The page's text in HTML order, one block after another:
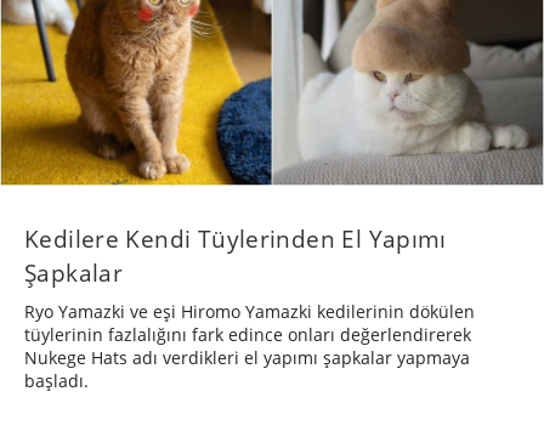
Kedilere Kendi Tüylerinden El Yapımı
Şapkalar
Ryo Yamazki ve eşi Hiromo Yamazki kedilerinin dökülen
tüylerinin fazlalığını fark edince onları değerlendirerek
Nukege Hats adı verdikleri el yapımı şapkalar yapmaya
başladı.